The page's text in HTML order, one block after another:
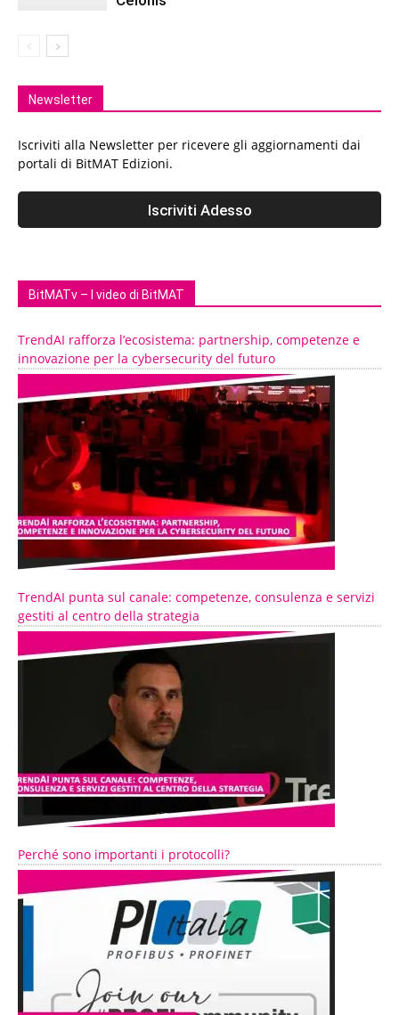
Newsletter
Iscriviti alla Newsletter per ricevere gli aggiornamenti dai
portali di BitMAT Edizioni.
BitMATv – I video di BitMAT
TrendAI rafforza l’ecosistema: partnership, competenze e
innovazione per la cybersecurity del futuro
TrendAI punta sul canale: competenze, consulenza e servizi
gestiti al centro della strategia
Perché sono importanti i protocolli?